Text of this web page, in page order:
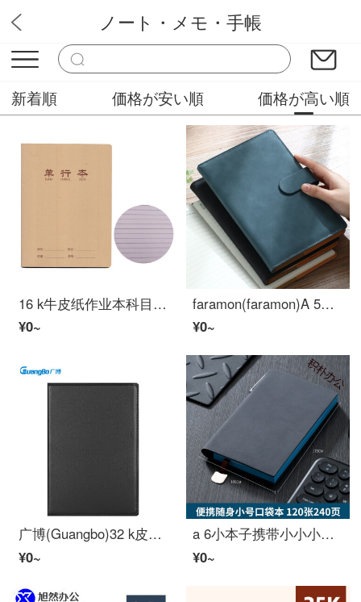
文房具屋
ノート・メモ・手帳
新着順 価格が安い順 価格が高い順
16 k牛皮纸作业本科目本小学生中学高校生用大本子国语数学英语单行课テキスト错误本作文本错题车线笔记本16 k大本本【単行本】10本
¥0~
faramon(faramon)A 5スナップノート略厚めメモ帳ビジネス革会議記録本オフィス文房具手帳A 5-青(2冊)
¥0~
广博(Guangbo)32 k皮面记事本皮面笔记本笔记文具软面手帐124*180 mm 80张3本/包GBP 20069
¥0~
a 6小本子携带小小小小小笔ポケット本软皮小小小小商务手帐文芸精致ミニ手当たり次第记事本简约记录本カスタマイズ可印l A 6绅士蓝身笔
¥0~